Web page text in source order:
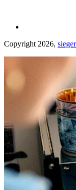
Copyright 2026,